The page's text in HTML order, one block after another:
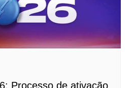
Processo de ativação